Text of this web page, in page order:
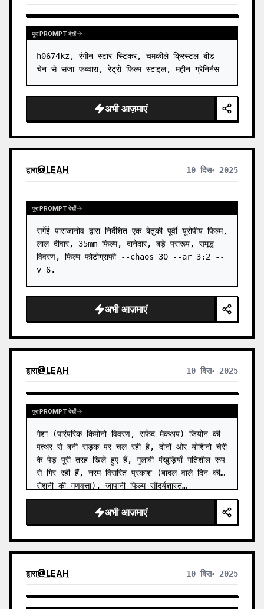
पूरा PROMPT देखें
h0674kz, रंगीन स्टार स्टिकर, चमकीले क्रिस्टल बीड
चेन से सजा फव्वारा, रेट्रो फिल्म स्टाइल, महीन ग्रेनिनैस
अभी आज़माएं
द्वारा@LEAH 10 दिस॰ 2025
पूरा PROMPT देखें
सर्गेई पाराजानोव द्वारा निर्देशित एक बेतुकी पूर्वी यूरोपीय फिल्म,
लाल दीवार, 35mm फिल्म, दानेदार, बड़े प्रारूप, समृद्ध
विवरण, फिल्म फोटोग्राफी --chaos 30 --ar 3:2 --
v 6.
अभी आज़माएं
द्वारा@LEAH 10 दिस॰ 2025
पूरा PROMPT देखें
गेशा (पारंपरिक किमोनो विवरण, सफेद मेकअप) जियोन की
पत्थर से बनी सड़क पर चल रही है, दोनों ओर योशिनो चेरी
के पेड़ पूरी तरह खिले हुए हैं, गुलाबी पंखुड़ियाँ गतिशील रूप
से गिर रही हैं, नरम विसरित प्रकाश (बादल वाले दिन की
रोशनी की गुणवत्ता), जापानी फिल्म सौंदर्यशास्त…
अभी आज़माएं
द्वारा@LEAH 10 दिस॰ 2025